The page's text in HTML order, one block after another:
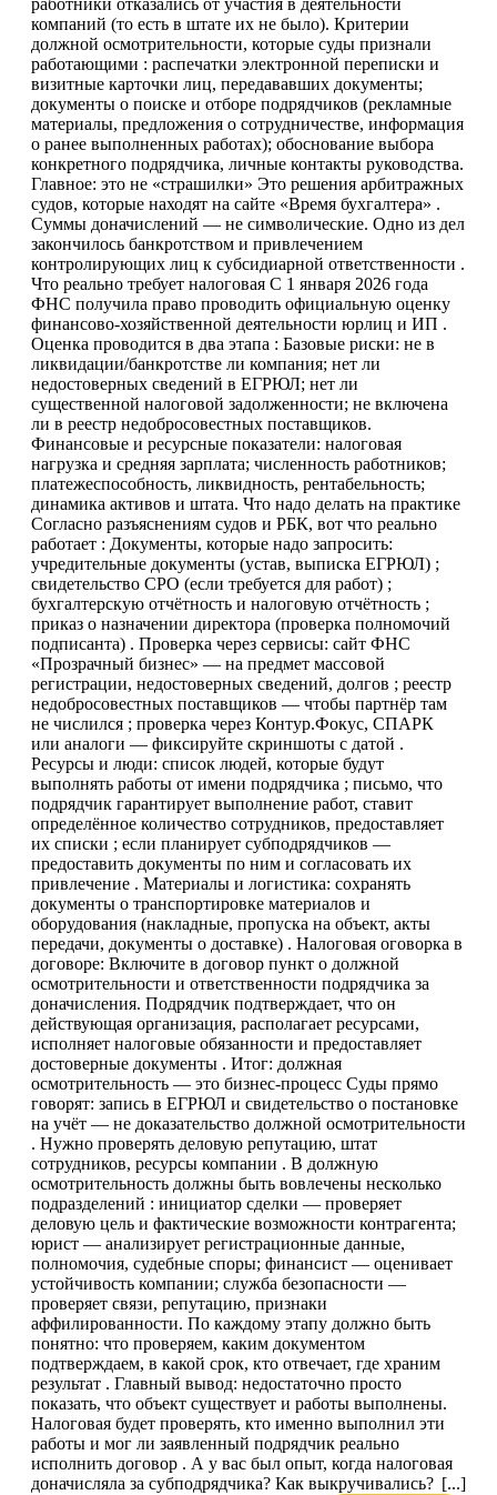
работники отказались от участия в деятельности
компаний (то есть в штате их не было). Критерии
должной осмотрительности, которые суды признали
работающими : распечатки электронной переписки и
визитные карточки лиц, передававших документы;
документы о поиске и отборе подрядчиков (рекламные
материалы, предложения о сотрудничестве, информация
о ранее выполненных работах); обоснование выбора
конкретного подрядчика, личные контакты руководства.
Главное: это не «страшилки» Это решения арбитражных
судов, которые находят на сайте «Время бухгалтера» .
Суммы доначислений — не символические. Одно из дел
закончилось банкротством и привлечением
контролирующих лиц к субсидиарной ответственности .
Что реально требует налоговая С 1 января 2026 года
ФНС получила право проводить официальную оценку
финансово-хозяйственной деятельности юрлиц и ИП .
Оценка проводится в два этапа : Базовые риски: не в
ликвидации/банкротстве ли компания; нет ли
недостоверных сведений в ЕГРЮЛ; нет ли
существенной налоговой задолженности; не включена
ли в реестр недобросовестных поставщиков.
Финансовые и ресурсные показатели: налоговая
нагрузка и средняя зарплата; численность работников;
платежеспособность, ликвидность, рентабельность;
динамика активов и штата. Что надо делать на практике
Согласно разъяснениям судов и РБК, вот что реально
работает : Документы, которые надо запросить:
учредительные документы (устав, выписка ЕГРЮЛ) ;
свидетельство СРО (если требуется для работ) ;
бухгалтерскую отчётность и налоговую отчётность ;
приказ о назначении директора (проверка полномочий
подписанта) . Проверка через сервисы: сайт ФНС
«Прозрачный бизнес» — на предмет массовой
регистрации, недостоверных сведений, долгов ; реестр
недобросовестных поставщиков — чтобы партнёр там
не числился ; проверка через Контур.Фокус, СПАРК
или аналоги — фиксируйте скриншоты с датой .
Ресурсы и люди: список людей, которые будут
выполнять работы от имени подрядчика ; письмо, что
подрядчик гарантирует выполнение работ, ставит
определённое количество сотрудников, предоставляет
их списки ; если планирует субподрядчиков —
предоставить документы по ним и согласовать их
привлечение . Материалы и логистика: сохранять
документы о транспортировке материалов и
оборудования (накладные, пропуска на объект, акты
передачи, документы о доставке) . Налоговая оговорка в
договоре: Включите в договор пункт о должной
осмотрительности и ответственности подрядчика за
доначисления. Подрядчик подтверждает, что он
действующая организация, располагает ресурсами,
исполняет налоговые обязанности и предоставляет
достоверные документы . Итог: должная
осмотрительность — это бизнес-процесс Суды прямо
говорят: запись в ЕГРЮЛ и свидетельство о постановке
на учёт — не доказательство должной осмотрительности
. Нужно проверять деловую репутацию, штат
сотрудников, ресурсы компании . В должную
осмотрительность должны быть вовлечены несколько
подразделений : инициатор сделки — проверяет
деловую цель и фактические возможности контрагента;
юрист — анализирует регистрационные данные,
полномочия, судебные споры; финансист — оценивает
устойчивость компании; служба безопасности —
проверяет связи, репутацию, признаки
аффилированности. По каждому этапу должно быть
понятно: что проверяем, каким документом
подтверждаем, в какой срок, кто отвечает, где храним
результат . Главный вывод: недостаточно просто
показать, что объект существует и работы выполнены.
Налоговая будет проверять, кто именно выполнил эти
работы и мог ли заявленный подрядчик реально
исполнить договор . А у вас был опыт, когда налоговая
доначисляла за субподрядчика? Как выкручивались? [...]